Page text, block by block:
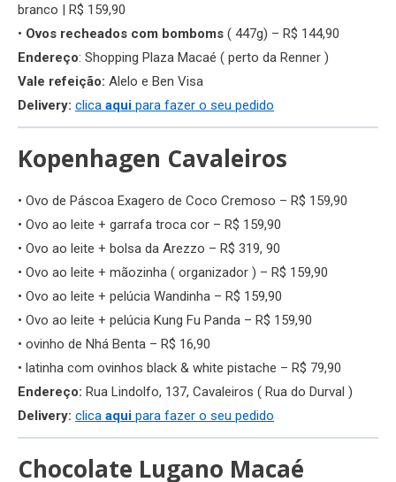
branco | R$ 159,90
• Ovos recheados com bomboms ( 447g) – R$ 144,90
Endereço: Shopping Plaza Macaé ( perto da Renner )
Vale refeição: Alelo e Ben Visa
Delivery: clica aqui para fazer o seu pedido
Kopenhagen Cavaleiros
• Ovo de Páscoa Exagero de Coco Cremoso – R$ 159,90
• Ovo ao leite + garrafa troca cor – R$ 159,90
• Ovo ao leite + bolsa da Arezzo – R$ 319, 90
• Ovo ao leite + mãozinha ( organizador ) – R$ 159,90
• Ovo ao leite + pelúcia Wandinha – R$ 159,90
• Ovo ao leite + pelúcia Kung Fu Panda – R$ 159,90
• ovinho de Nhá Benta – R$ 16,90
• latinha com ovinhos black & white pistache – R$ 79,90
Endereço: Rua Lindolfo, 137, Cavaleiros ( Rua do Durval )
Delivery: clica aqui para fazer o seu pedido
Chocolate Lugano Macaé